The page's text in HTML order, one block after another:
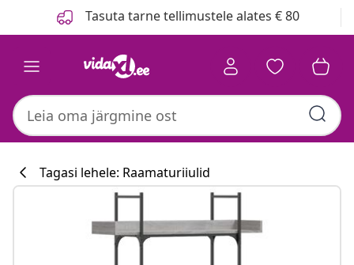
Tasuta tarne tellimustele alates € 80
Tagasi lehele: Raamaturiiulid